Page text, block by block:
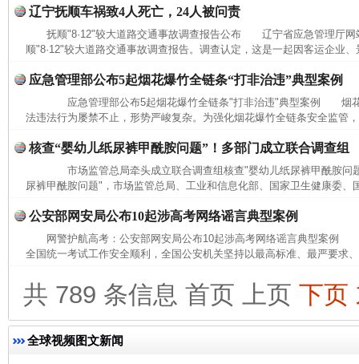
辽宁抚顺车祸致4人死亡，24人被问责
抚顺"8·12"较大道路交通事故调查报告公布 辽宁省应急管理厅网
顺"8·12"较大道路交通事故调查报告。调查认定，这是一起因客运企业
应急管理部公布5起烟花爆竹全链条“打非治违”典型案例
应急管理部公布5起烟花爆竹全链条"打非治违"典型案例 烟花
法违法行为屡禁不止，形势严峻复杂。为强化烟花爆竹全链条安全监管
核查“婴幼儿纸尿裤甲酰胺问题”！多部门成立联合调查组
市场监管总局牵头成立联合调查组核查"婴幼儿纸尿裤甲酰胺
尿裤甲酰胺问题"，市场监管总局、工业和信息化部、国家卫生健康委、
公安部网安局公布10起涉高考网络谣言典型案例
网警护航高考：公安部网安局公布10起涉高考网络谣言典型案例
全国统一考试工作安全顺利，全国公安机关坚持以最高标准、最严要求
共 789 条信息 首页 上页 下页
全球视频图文新闻
网上购药对药下症？